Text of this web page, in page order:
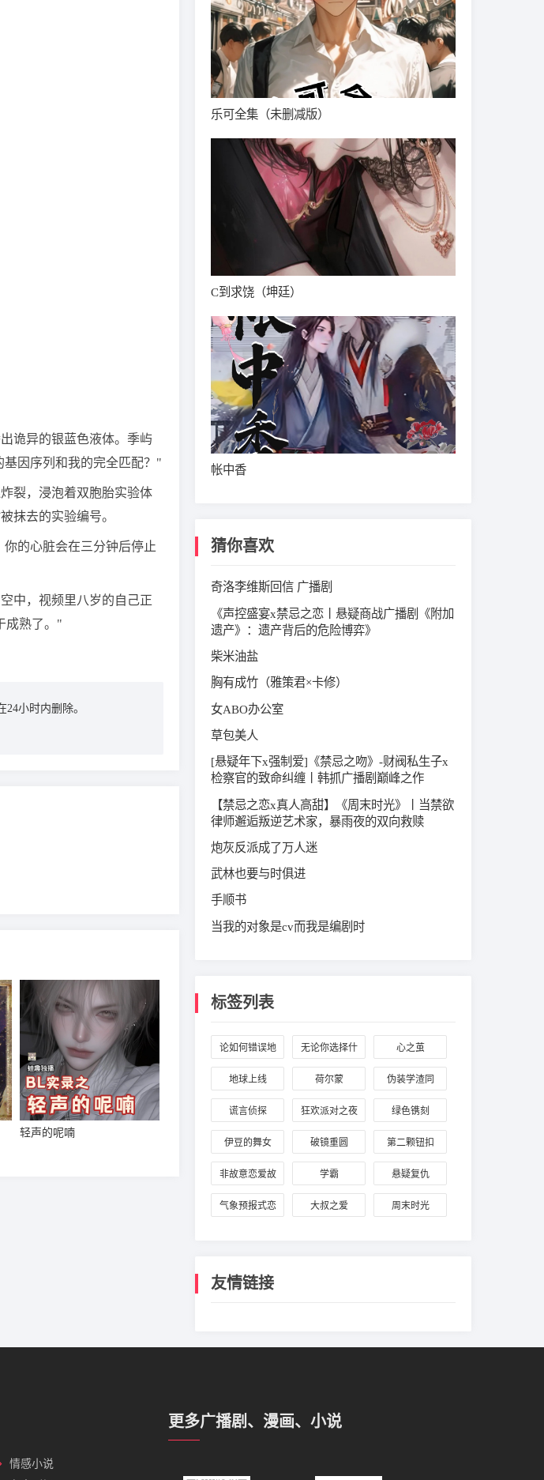
诡异的银蓝色液体。季屿
基因序列和我的完全匹配？"
裂，浸泡着双胞胎实验体
抹去的实验编号。
的心脏会在三分钟后停止
中，视频里八岁的自己正
成熟了。"
小时内删除。
轻声的呢喃
乐可全集（未删减版）
C到求饶（坤廷）
帐中香
猜你喜欢
奇洛李维斯回信 广播剧
《声控盛宴x禁忌之恋丨悬疑商战广播剧《附加
遗产》：遗产背后的危险博弈》
柴米油盐
胸有成竹（雅策君×卡修）
女ABO办公室
草包美人
[悬疑年下x强制爱]《禁忌之吻》-财阀私生子x
检察官的致命纠缠丨韩抓广播剧巅峰之作
【禁忌之恋x真人高甜】《周末时光》丨当禁欲
律师邂逅叛逆艺术家，暴雨夜的双向救赎
炮灰反派成了万人迷
武林也要与时俱进
手顺书
当我的对象是cv而我是编剧时
标签列表
论如何错误地
套路一个魔教
无论你选择什
么样的人生，
心之茧
地球上线 荷尔蒙 伪装学渣同
人：朝俞校园
谎言侦探 狂欢派对之夜 绿色镌刻
伊豆的舞女 破镜重圆 第二颗钮扣
非故意恋爱故
事
学霸 悬疑复仇
气象预报式恋 大叔之爱 周末时光
友情链接
情感小说
更多广播剧、漫画、小说